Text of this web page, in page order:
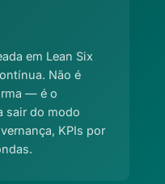
em Lean Six
Não é
— é o
sair do modo
KPIs por